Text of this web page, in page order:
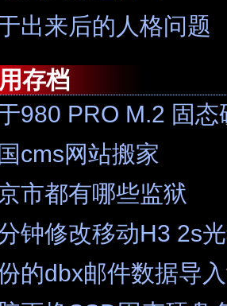
出来后的人格问题
存档
980 PRO M.2 固
cms网站搬家
市都有哪些监狱
钟修改移动H3 2s
的dbx邮件数据导